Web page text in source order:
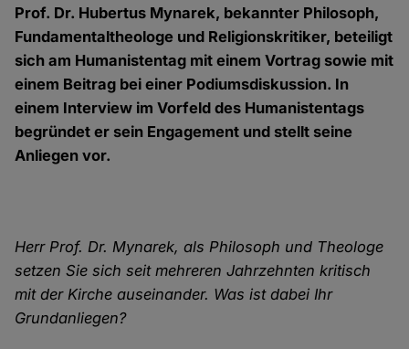
Prof. Dr. Hubertus Mynarek, bekannter Philosoph,
Fundamentaltheologe und Religionskritiker, beteiligt
sich am Humanistentag mit einem Vortrag sowie mit
einem Beitrag bei einer Podiumsdiskussion. In
einem Interview im Vorfeld des Humanistentags
begründet er sein Engagement und stellt seine
Anliegen vor.
Herr Prof. Dr. Mynarek, als Philosoph und Theologe
setzen Sie sich seit mehreren Jahrzehnten kritisch
mit der Kirche auseinander. Was ist dabei Ihr
Grundanliegen?